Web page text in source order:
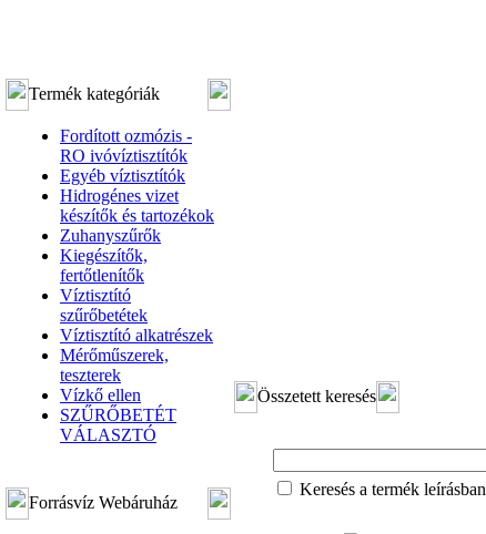
Termék kategóriák
Fordított ozmózis -
RO ivóvíztisztítók
Egyéb víztisztítók
Hidrogénes vizet
készítők és tartozékok
Zuhanyszűrők
Kiegészítők,
fertőtlenítők
Víztisztító
szűrőbetétek
Víztisztító alkatrészek
Mérőműszerek,
teszterek
Vízkő ellen
SZŰRŐBETÉT
VÁLASZTÓ
Forrásvíz Webáruház
Összetett keresés
Keresés a termék leírásban